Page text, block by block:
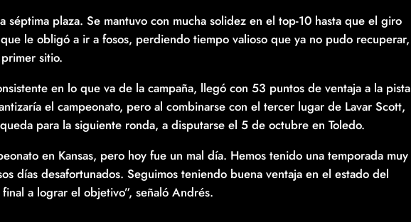
plaza. Se mantuvo con mucha solidez en el top-10 hasta que el giro
le obligó a ir a fosos, perdiendo tiempo valioso que ya no pudo recuperar,
sitio.
en lo que va de la campaña, llegó con 53 puntos de ventaja a la pista
el campeonato, pero al combinarse con el tercer lugar de Lavar Scott,
para la siguiente ronda, a disputarse el 5 de octubre en Toledo.
en Kansas, pero hoy fue un mal día. Hemos tenido una temporada muy
días desafortunados. Seguimos teniendo buena ventaja en el estado del
a lograr el objetivo”, señaló Andrés.